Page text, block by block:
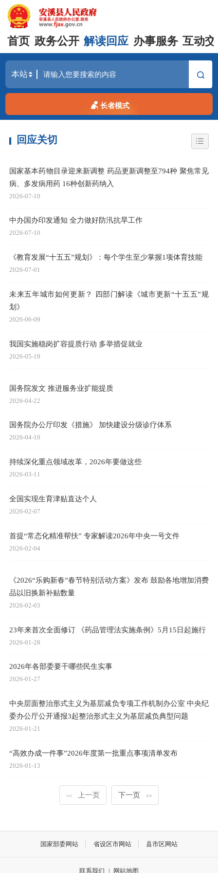
首页 政务公开 解读回应 办事服务 互动
长者模式
回应关切
国家基本药物目录迎来新调整 药品更新调整至794种 聚焦常见
病、多发病用药 16种创新药纳入
2026-07-10
中办国办印发通知 全力做好防汛抗旱工作
2026-07-10
《教育发展“十五五”规划》：每个学生至少掌握1项体育技能
2026-07-01
未来五年城市如何更新？ 四部门解读《城市更新“十五五”规
划》
2026-06-09
我国实施稳岗扩容提质行动 多举措促就业
2026-05-19
国务院发文 推进服务业扩能提质
2026-04-22
国务院办公厅印发《措施》 加快建设分级诊疗体系
2026-04-10
持续深化重点领域改革，2026年要做这些
2026-03-11
全国实现生育津贴直达个人
2026-02-07
首提“常态化精准帮扶” 专家解读2026年中央一号文件
2026-02-04
《2026“乐购新春”春节特别活动方案》发布 鼓励各地增加消费
品以旧换新补贴数量
2026-02-03
23年来首次全面修订 《药品管理法实施条例》5月15日起施行
2026-01-28
2026年各部委要干哪些民生实事
2026-01-27
中央层面整治形式主义为基层减负专项工作机制办公室 中央纪
委办公厅公开通报3起整治形式主义为基层减负典型问题
2026-01-21
“高效办成一件事”2026年度第一批重点事项清单发布
2026-01-13
<< 上一页 下一页 >>
国家部委网站 省设区市网站 县市区网站
联系我们 | 网站地图